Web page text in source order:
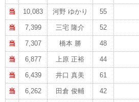
当 10,083 河野 ゆかり 55
当 7,399 三宅 隆介 52
当 7,307 橋本 勝 48
当 6,877 上原 正裕 44
当 6,439 井口 真美 61
当 6,262 田倉 俊輔 42